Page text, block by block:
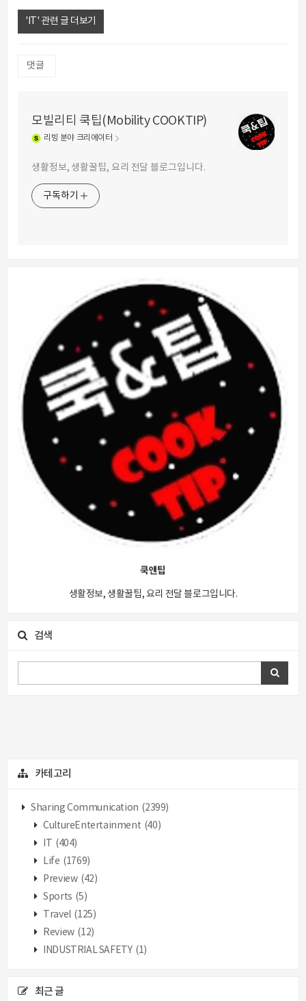
'IT' 관련 글 더보기
댓글
모빌리티 쿡팁(Mobility COOKTIP)
리빙 분야 크리에이터
생활정보, 생활꿀팁, 요리 전달 블로그입니다.
구독하기
쿡앤팁
생활정보, 생활꿀팁, 요리 전달 블로그입니다.
검색
카테고리
Sharing Communication (2399)
CultureEntertainment (40)
(404)
Life (1769)
Preview (42)
Sports (5)
Travel (125)
Review (12)
INDUSTRIAL SAFETY (1)
최근 글